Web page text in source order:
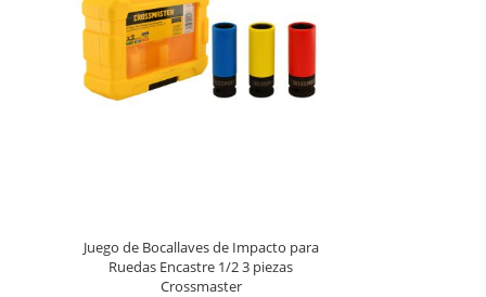
Juego de Bocallaves de Impacto para
Ruedas Encastre 1/2 3 piezas
Crossmaster